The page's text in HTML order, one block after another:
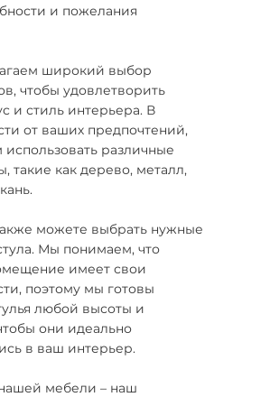
и пожелания
широкий выбор
чтобы удовлетворить
и стиль интерьера. В
от ваших предпочтений,
различные
такие как дерево, металл,
можете выбрать нужные
Мы понимаем, что
имеет свои
поэтому мы готовы
любой высоты и
они идеально
в ваш интерьер.
мебели – наш